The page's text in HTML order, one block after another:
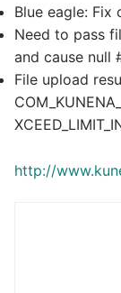
Blue eagle: Fix
Need to pass
and cause null
File upload
http://